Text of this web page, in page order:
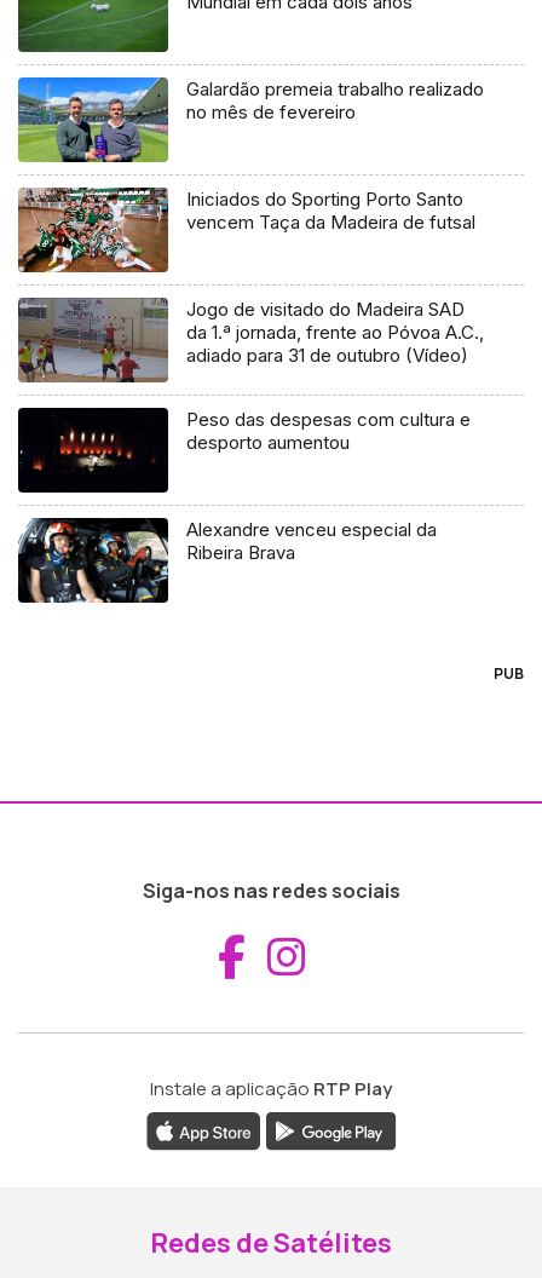
Galardão premeia trabalho realizado
no mês de fevereiro
Iniciados do Sporting Porto Santo
vencem Taça da Madeira de futsal
Jogo de visitado do Madeira SAD
da 1.ª jornada, frente ao Póvoa A.C.,
adiado para 31 de outubro (Vídeo)
Peso das despesas com cultura e
desporto aumentou
Alexandre venceu especial da
Ribeira Brava
PUB
Siga-nos nas redes sociais
Aceder ao
Instale a aplicação RTP Play
Redes de Satélites